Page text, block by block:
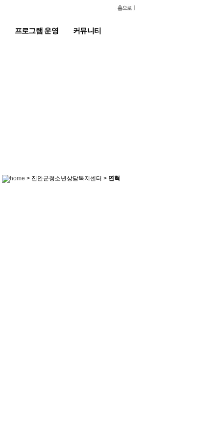
프로그램 운영 커뮤니티
> 진안군청소년상담복지센터 > 연혁